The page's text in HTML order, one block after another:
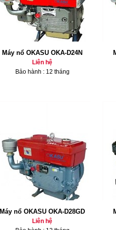
Máy nổ OKASU OKA-D24N
Liên hệ
Bảo hành : 12 tháng
Máy nổ OKASU OKA-D28GD
Liên hệ